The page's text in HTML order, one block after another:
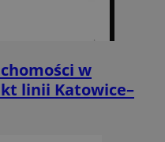
w
linii Katowice–